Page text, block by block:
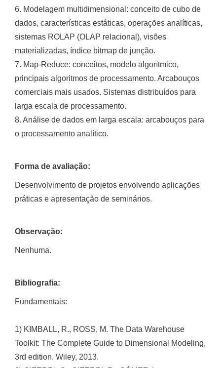
6. Modelagem multidimensional: conceito de cubo de
dados, características estáticas, operações analíticas,
sistemas ROLAP (OLAP relacional), visões
materializadas, índice bitmap de junção.
7. Map-Reduce: conceitos, modelo algorítmico,
principais algoritmos de processamento. Arcabouços
comerciais mais usados. Sistemas distribuídos para
larga escala de processamento.
8. Análise de dados em larga escala: arcabouços para
o processamento analítico.
Forma de avaliação:
Desenvolvimento de projetos envolvendo aplicações
práticas e apresentação de seminários.
Observação:
Nenhuma.
Bibliografia:
Fundamentais:
1) KIMBALL, R., ROSS, M. The Data Warehouse
Toolkit: The Complete Guide to Dimensional Modeling,
3rd edition. Wiley, 2013.